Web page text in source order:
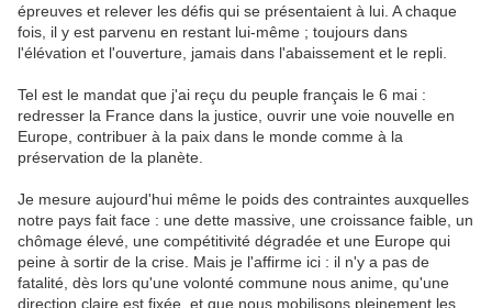
épreuves et relever les défis qui se présentaient à lui. A chaque
fois, il y est parvenu en restant lui-même ; toujours dans
l'élévation et l'ouverture, jamais dans l'abaissement et le repli.
Tel est le mandat que j'ai reçu du peuple français le 6 mai :
redresser la France dans la justice, ouvrir une voie nouvelle en
Europe, contribuer à la paix dans le monde comme à la
préservation de la planète.
Je mesure aujourd'hui même le poids des contraintes auxquelles
notre pays fait face : une dette massive, une croissance faible, un
chômage élevé, une compétitivité dégradée et une Europe qui
peine à sortir de la crise. Mais je l'affirme ici : il n'y a pas de
fatalité, dès lors qu'une volonté commune nous anime, qu'une
direction claire est fixée, et que nous mobilisons pleinement les